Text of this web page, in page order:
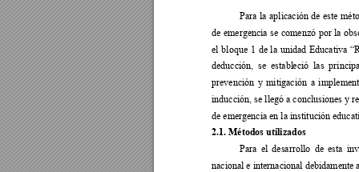
Para la aplicación de este
de emergencia se comenzó por la
el bloque 1 de la unidad Educativa
deducción, se estableció las
prevención y mitigación a i
inducción, se llegó a conclusiones y
de emergencia en la institución
2.1. Métodos utilizados
Para el desarrollo de esta
nacional e internacional debidamente